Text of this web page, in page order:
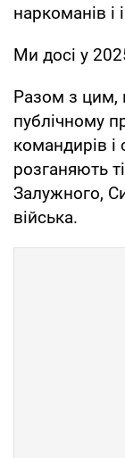
наркоманів і
Ми досі у
Разом з цим,
публічному
командирів
розганяють
Залужного,
війська.